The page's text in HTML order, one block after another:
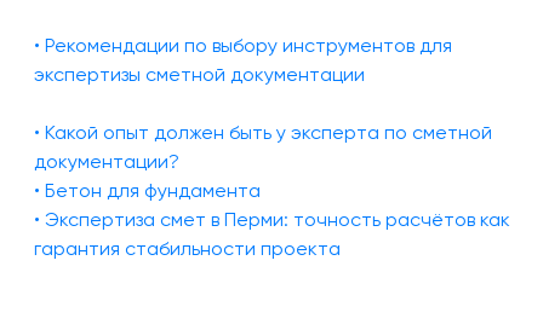
• Рекомендации по выбору инструментов для
экспертизы сметной документации
• Какой опыт должен быть у эксперта по сметной
документации?
• Бетон для фундамента
• Экспертиза смет в Перми: точность расчётов как
гарантия стабильности проекта